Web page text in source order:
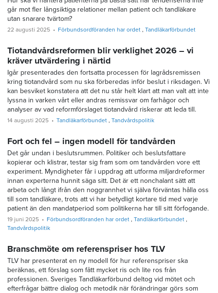
går mot fler långsiktiga relationer mellan patient och tandläkare
utan snarare tvärtom?
22 augusti 2025 Förbundsordföranden har ordet Tandläkarförbundet
Tiotandvårdsreformen blir verklighet 2026 – vi
kräver utvärdering i närtid
Igår presenterades den fortsatta processen för lagrådsremissen
kring tiotandvård som nu ska förberedas inför beslut i riksdagen. Vi
kan besviket konstatera att det nu står helt klart att man valt att inte
lyssna in varken vårt eller andras remissvar om farhågor och
analyser av vad reformförslaget tiotandvård riskerar att leda till.
14 augusti 2025 Tandläkarförbundet Tandvårdspolitik
Fort och fel – ingen modell för tandvården
Det går undan i beslutsrummen. Politiker och beslutsfattare
kopierar och klistrar, testar sig fram som om tandvården vore ett
experiment. Myndigheter får i uppdrag att utforma miljardreformer
innan experterna hunnit säga sitt. Det är ett nonchalant sätt att
arbeta och långt ifrån den noggrannhet vi själva förväntas hålla oss
till som tandläkare, trots att vi har betydligt kortare tid med varje
patient än den mandatperiod som politikerna har till sitt förfogande.
19 juni 2025 Förbundsordföranden har ordet
Tandläkarförbundet
Tandvårdspolitik
Branschmöte om referenspriser hos TLV
TLV har presenterat en ny modell för hur referenspriser ska
beräknas, ett förslag som fått mycket ris och lite ros från
professionen. Sveriges Tandläkarförbund deltog vid mötet och
efterfrågar bättre dialog och metodik när förändringar görs som